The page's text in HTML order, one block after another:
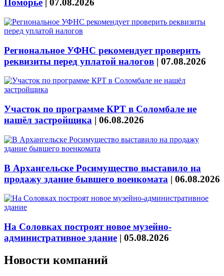
Поморье | 07.08.2026
Региональное УФНС рекомендует проверить
реквизиты перед уплатой налогов | 07.08.2026
Участок по программе КРТ в Соломбале не
нашёл застройщика | 06.08.2026
В Архангельске Росимущество выставило на
продажу здание бывшего военкомата | 06.08.2026
На Соловках построят новое музейно-
административное здание | 05.08.2026
Новости компаний